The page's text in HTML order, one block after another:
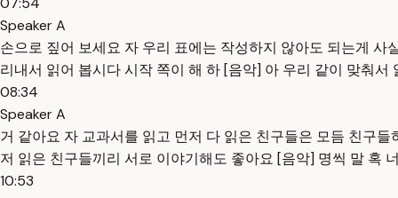
Speaker A
손으로 짚어 보세요 자 우리 표에는 작성하지 않아도 되는게
리내서 읽어 봅시다 시작 쪽이 해 하 [음악] 아 우리 같이 맞춰서
08:34
Speaker A
거 같아요 자 교과서를 읽고 먼저 다 읽은 친구들은 모듬 친구
저 읽은 친구들끼리 서로 이야기해도 좋아요 [음악] 명씩 말 혹
10:53